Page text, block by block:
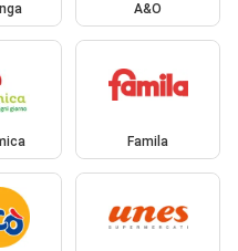
A&O
Famila